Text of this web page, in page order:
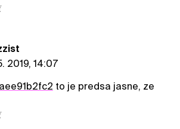
2019, 14:07
to je predsa jasne, ze